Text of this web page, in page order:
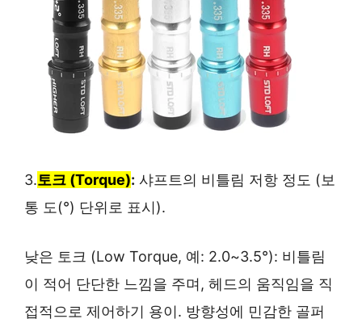
3.토크 (Torque): 샤프트의 비틀림 저항 정도 (보
통 도(°) 단위로 표시).
낮은 토크 (Low Torque, 예: 2.0~3.5°): 비틀림
이 적어 단단한 느낌을 주며, 헤드의 움직임을 직
접적으로 제어하기 용이. 방향성에 민감한 골퍼